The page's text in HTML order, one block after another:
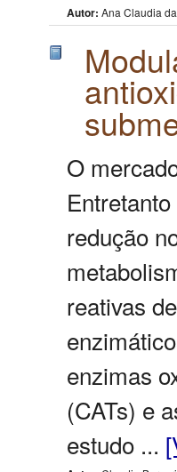
Autor: Ana Claudia
O
redução
reativas
enzimas
(CATs) e
estudo ...